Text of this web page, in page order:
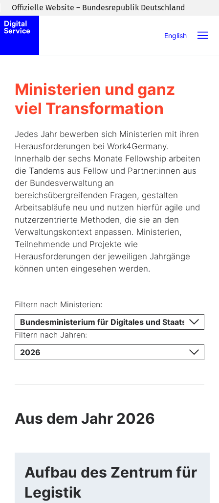
Zum Inhaltsbereich wechseln
Offizielle Website – Bundesrepublik Deutschland
English
Ministerien und ganz
viel Transformation
Jedes Jahr bewerben sich Ministerien mit ihren
Herausforderungen bei Work4Germany.
Innerhalb der sechs Monate Fellowship arbeiten
die Tandems aus Fellow und Partner:innen aus
der Bundesverwaltung an
bereichsübergreifenden Fragen, gestalten
Arbeitsabläufe neu und nutzen hierfür agile und
nutzerzentrierte Methoden, die sie an den
Verwaltungskontext anpassen. Ministerien,
Teilnehmende und Projekte wie
Herausforderungen der jeweiligen Jahrgänge
können unten eingesehen werden.
Filtern nach Ministerien:
Bundesministerium für Digitales und
Filtern nach Jahren:
2026
Aus dem Jahr 2026
Aufbau des Zentrum für
Legistik